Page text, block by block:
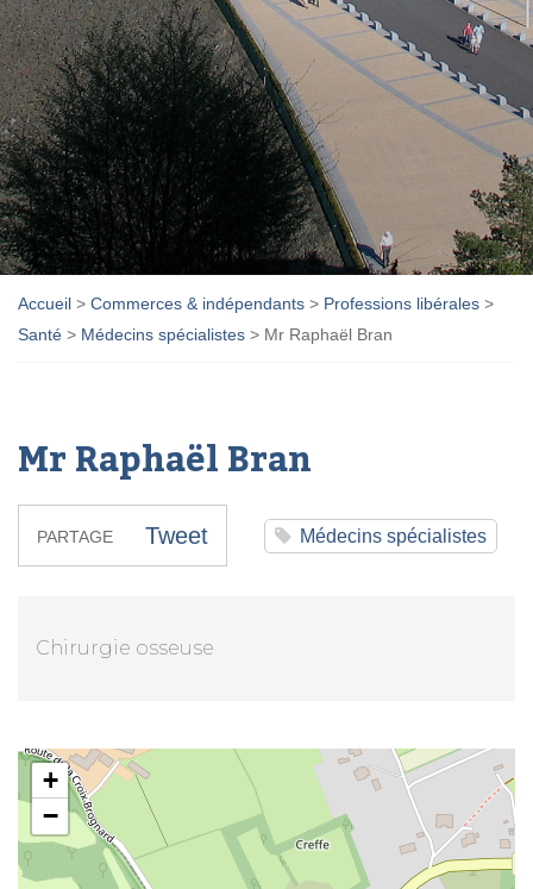
Accueil > Commerces & indépendants > Professions libérales >
Santé > Médecins spécialistes > Mr Raphaël Bran
Mr Raphaël Bran
PARTAGE Tweet Médecins spécialistes
Chirurgie osseuse
Mr Raphaël Bran
+
−